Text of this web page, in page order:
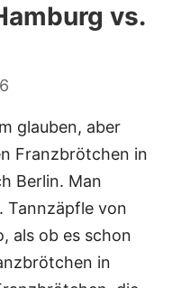
vs.
glauben, aber
Franzbrötchen in
Berlin. Man
Tannzäpfle von
als ob es schon
in